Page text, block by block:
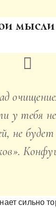
мысли
у тебя
не
сильно